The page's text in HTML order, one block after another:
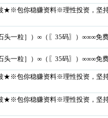
★※包你稳赚资料※理性投资，坚
头一粒］）∞（〖35码〗）∞∞∞免
头一粒］）∞（〖35码〗）∞∞∞免
★※包你稳赚资料※理性投资，坚
★※包你稳赚资料※理性投资，坚